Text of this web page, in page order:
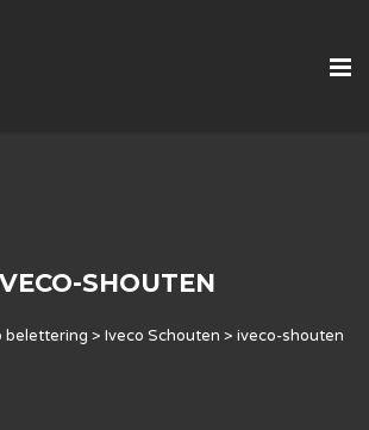
SHOUTEN
belettering > Iveco Schouten > iveco-shouten